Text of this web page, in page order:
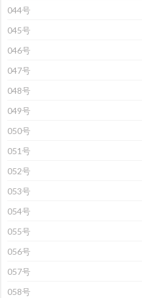
044号
045号
046号
047号
048号
049号
050号
051号
052号
053号
054号
055号
056号
057号
058号